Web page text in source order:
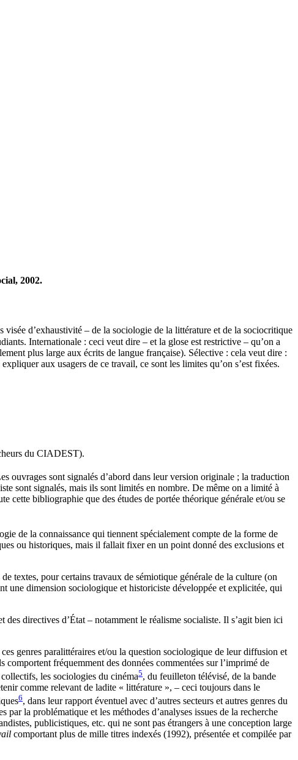
2002.
d’exhaustivité – de la sociologie de la littérature et de la sociocritique
Internationale : ceci veut dire – et la glose est restrictive – qu’on a
plus large aux écrits de langue française). Sélective : cela veut dire :
aux usagers de ce travail, ce sont les limites qu’on s’est fixées.
du CIADEST).
ouvrages sont signalés d’abord dans leur version originale ; la traduction
sont signalés, mais ils sont limités en nombre. De même on a limité à
cette bibliographie que des études de portée théorique générale et/ou se
de la connaissance qui tiennent spécialement compte de la forme de
ou historiques, mais il fallait fixer en un point donné des exclusions et
textes, pour certains travaux de sémiotique générale de la culture (on
une dimension sociologique et historiciste développée et explicitée, qui
directives d’État – notamment le réalisme socialiste. Il s’agit bien ici
genres paralittéraires et/ou la question sociologique de leur diffusion et
fréquemment des données commentées sur l’imprimé de
les sociologies du cinéma5, du feuilleton télévisé, de la bande
comme relevant de ladite « littérature », – ceci toujours dans le
6, dans leur rapport éventuel avec d’autres secteurs et autres genres du
par la problématique et les méthodes d’analyses issues de la recherche
publicistiques, etc. qui ne sont pas étrangers à une conception large
comportant plus de mille titres indexés (1992), présentée et compilée par